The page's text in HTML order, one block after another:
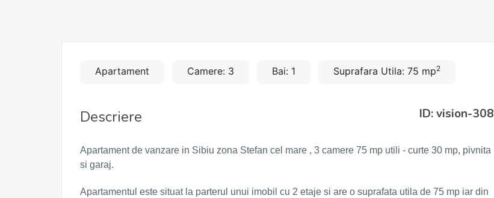
Apartament Camere: 3 Bai: 1 Suprafara Utila: 75 mp2
Descriere ID: vision-308
Apartament de vanzare in Sibiu zona Stefan cel mare , 3 camere 75 mp utili - curte 30 mp, pivnita
si garaj.
Apartamentul este situat la parterul unui imobil cu 2 etaje si are o suprafata utila de 75 mp iar din